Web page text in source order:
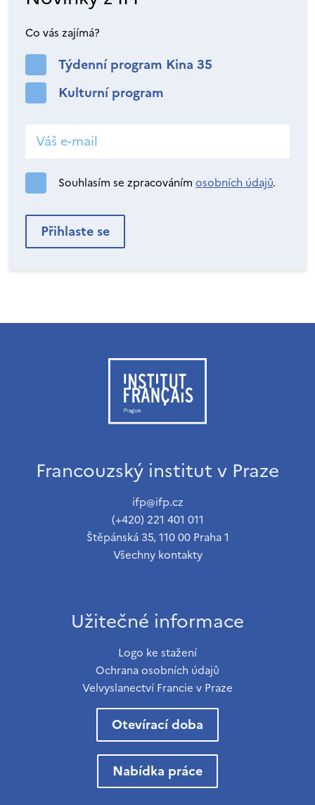
Co vás zajímá?
Týdenní program Kina 35
Kulturní program
Souhlasím se zpracováním osobních údajů.
Francouzský institut v Praze
ifp@ifp.cz
(+420) 221 401 011
Štěpánská 35, 110 00 Praha 1
Všechny kontakty
Užitečné informace
Logo ke stažení
Ochrana osobních údajů
Velvyslanectví Francie v Praze
Otevírací doba
Nabídka práce